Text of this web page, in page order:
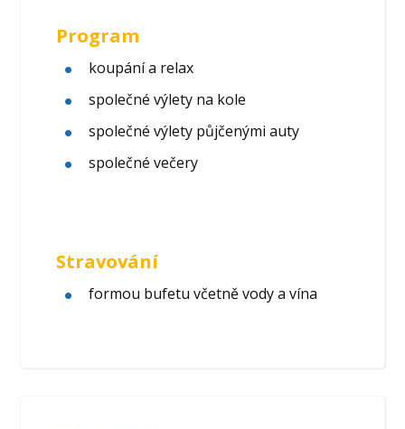
Program
koupání a relax
společné výlety na kole
společné výlety půjčenými auty
společné večery
Stravování
formou bufetu včetně vody a vína